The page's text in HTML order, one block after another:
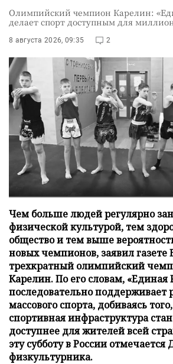
Олимпийский чемпион Карелин:
делает спорт доступным для
8 августа 2026, 09:35 2
Чем больше людей регулярно
физической культурой, тем
общество и тем выше
новых чемпионов, заявил газете
трехкратный олимпийский
Карелин. По его словам, «Единая
последовательно поддерживает
массового спорта, добиваясь
спортивная инфраструктура
доступнее для жителей всей
эту субботу в России отмечается
физкультурника.